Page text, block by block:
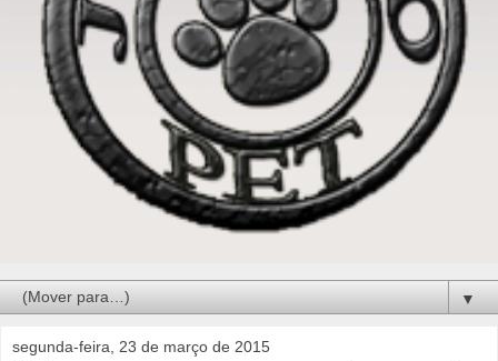
▼
segunda-feira, 23 de março de 2015